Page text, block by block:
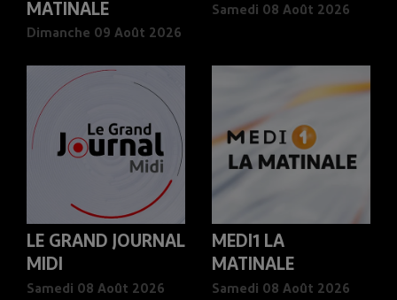
MATINALE
Dimanche 09 Août 2026
Samedi 08 Août 2026
LE GRAND JOURNAL
MIDI
Samedi 08 Août 2026
MEDI1 LA
MATINALE
Samedi 08 Août 2026